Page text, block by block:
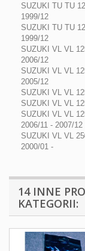
SUZUKI TU TU
1999/12
SUZUKI TU TU
1999/12
SUZUKI VL VL
2006/12
SUZUKI VL VL
2005/12
SUZUKI VL VL
SUZUKI VL VL
SUZUKI VL VL
2006/11 - 2007/12
SUZUKI VL VL
2000/01 -
14 INNE
KATEGORII: